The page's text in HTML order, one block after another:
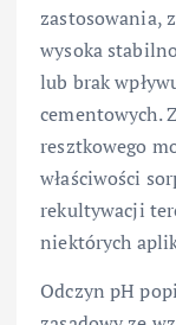
zastosowania,
wysoka
lub brak
cementowych.
resztkowego
właściwości
rekultywacji
niektórych
Odczyn pH